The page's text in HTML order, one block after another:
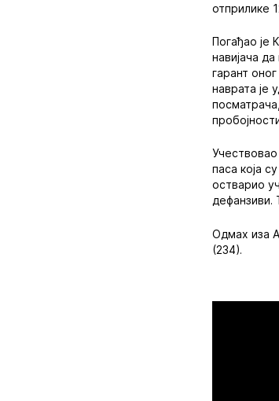
отприлике
Погађао је
навијача
гарант
наврата је
паса која
остварио
дефанзиви.
Одмах иза
(234).